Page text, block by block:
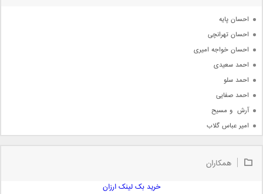
احسان پایه
احسان تهرانچی
احسان خواجه امیری
احمد سعیدی
احمد سلو
احمد صفایی
آرش  و مسیح
امیر عباس گلاب
امیر علی
همکاران
خرید بک لینک ارزان